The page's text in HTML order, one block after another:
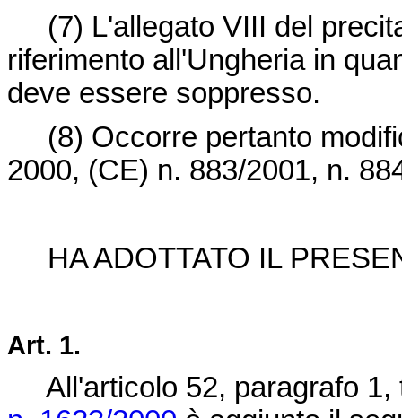
(7) L'allegato VIII del
riferimento all'Ungheria in
deve essere soppresso.
(8) Occorre pertanto
2000, (CE) n. 883/2001, n.
HA ADOTTATO IL
Art. 1.
All'articolo 52, paragrafo